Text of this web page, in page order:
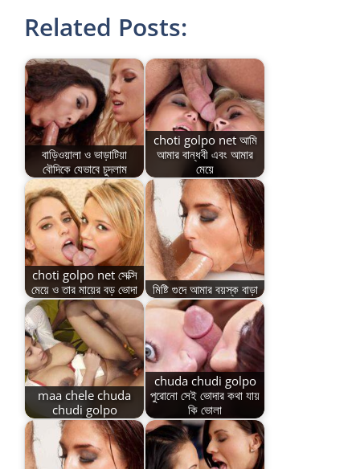
Related Posts:
বাড়িওয়ালা ও ভাড়াটিয়া
বৌদিকে যেভাবে চুদলাম
choti golpo net আমি
আমার বান্ধবী এবং আমার
মেয়ে
choti golpo net সেক্সি
মেয়ে ও তার মায়ের বড় ভোদা
মিষ্টি গুদে আমার বয়স্ক বাড়া
maa chele chuda
chudi golpo
chuda chudi golpo
পুরোনো সেই ভোদার কথা যায়
কি ভোলা